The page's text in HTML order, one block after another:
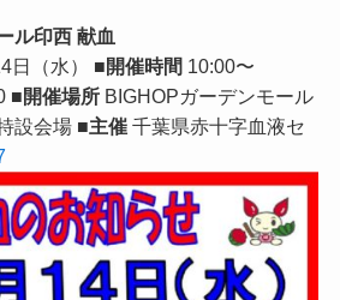
ル印西 献血
日（水） ■開催時間 10:00〜
■開催場所BIGHOPガーデンモール
設会場 ■主催千葉県赤十字血液セ